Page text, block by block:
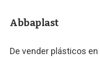
Abbaplast
De vender plásticos